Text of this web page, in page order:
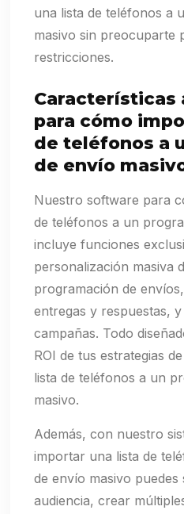
una lista de teléfonos a
masivo sin preocuparte
restricciones.
Características
para cómo
de teléfonos a
de envío
Nuestro software para
de teléfonos a un
incluye funciones
personalización masiva
programación de
entregas y respuestas,
campañas. Todo
ROI de tus estrategias
lista de teléfonos a un
masivo.
Además, con nuestro
importar una lista de
de envío masivo puedes
audiencia, crear